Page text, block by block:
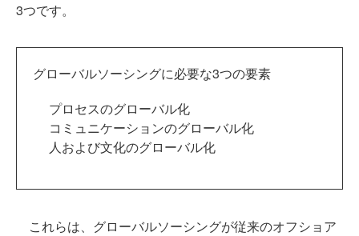
3つです。
グローバルソーシングに必要な3つの要素
プロセスのグローバル化
コミュニケーションのグローバル化
人および文化のグローバル化
これらは、グローバルソーシングが従来のオフショア